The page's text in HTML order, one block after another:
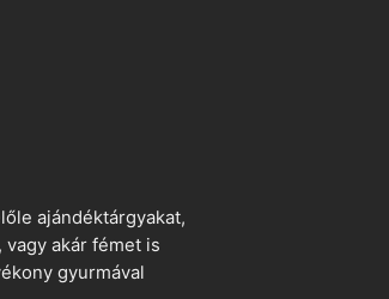
ajándéktárgyakat,
akár fémet is
gyurmával